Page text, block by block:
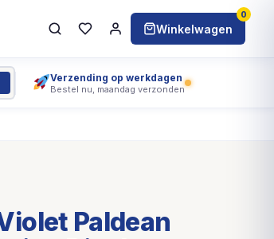
Winkelwagen
0
Verzending op werkdagen
Bestel nu, maandag verzonden
Paldean